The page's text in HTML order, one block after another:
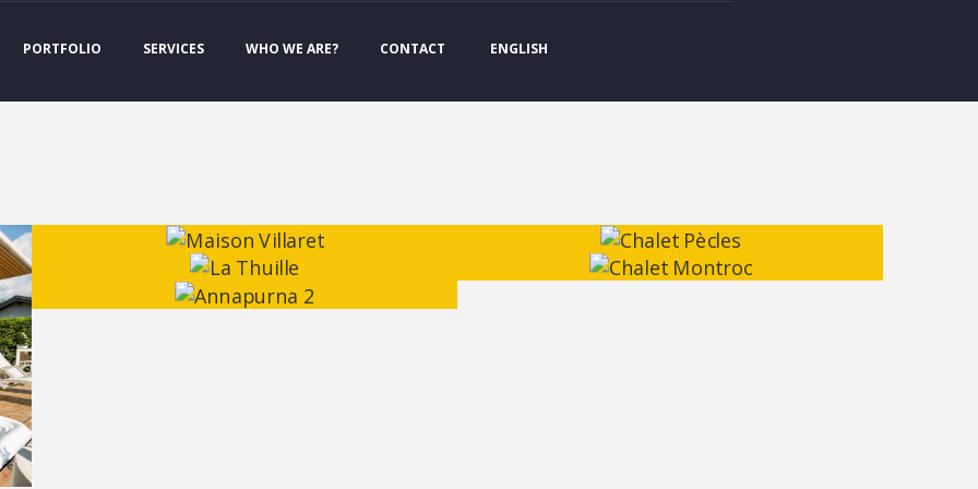
PORTFOLIO SERVICES WHO WE ARE? CONTACT ENGLISH